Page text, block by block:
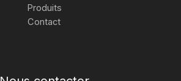
Produits
Contact